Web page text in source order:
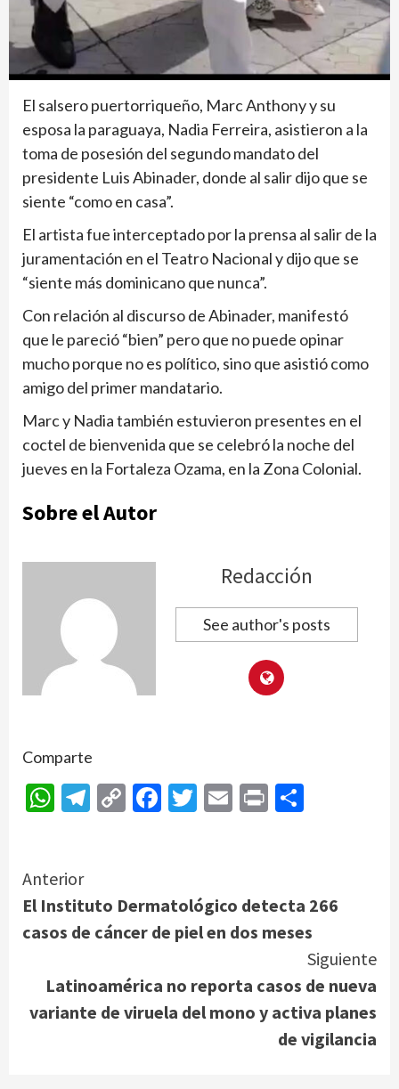
El salsero puertorriqueño, Marc Anthony y su
esposa la paraguaya, Nadia Ferreira, asistieron a la
toma de posesión del segundo mandato del
presidente Luis Abinader, donde al salir dijo que se
siente “como en casa”.
El artista fue interceptado por la prensa al salir de la
juramentación en el Teatro Nacional y dijo que se
“siente más dominicano que nunca”.
Con relación al discurso de Abinader, manifestó
que le pareció “bien” pero que no puede opinar
mucho porque no es político, sino que asistió como
amigo del primer mandatario.
Marc y Nadia también estuvieron presentes en el
coctel de bienvenida que se celebró la noche del
jueves en la Fortaleza Ozama, en la Zona Colonial.
Sobre el Autor
Redacción
See author's posts
Comparte
WhatsApp
Telegram
CopyFacebook
Twitter
Email
Print
Continue
Reading
Anterior
El Instituto Dermatológico detecta 266
casos de cáncer de piel en dos meses
Siguiente
Latinoamérica no reporta casos de nueva
variante de viruela del mono y activa planes
de vigilancia